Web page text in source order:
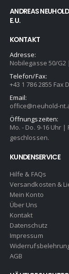
ANDREAS
E.U.
KONTAKT
Adresse:
Nobilegasse 50/G2
Telefon/Fax:
+43 1 786 2855 Fax
Email:
office@neuhold-
Öffnungszeiten:
Mo. - Do. 9-16 Uhr |
geschlossen.
KUNDENSERVICE
Hilfe & FAQs
Versandkosten &
Mein Konto
Über Uns
Kontakt
Datenschutz
Impressum
AGB